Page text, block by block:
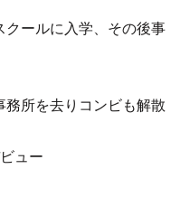
ールに入学、その後事
所を去りコンビも解散
ュー